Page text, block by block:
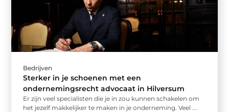
Bedrijven
Sterker in je schoenen met een
ondernemingsrecht advocaat in Hilversum
Er zijn veel specialisten die je in zou kunnen schakelen om
het jezelf makkelijker te maken in je onderneming. Veel ...